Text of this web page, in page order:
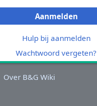
Aanmelden
Hulp bij aanmelden
Wachtwoord vergeten?
Over B&G Wiki